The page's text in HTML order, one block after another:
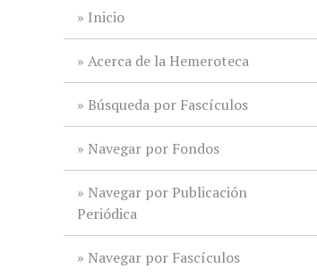
Inicio
Acerca de la Hemeroteca
Búsqueda por Fascículos
Navegar por Fondos
Navegar por Publicación
Periódica
Navegar por Fascículos